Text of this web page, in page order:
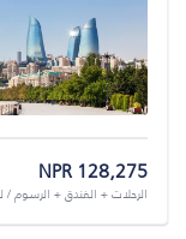
NPR 128,275
الرحلات + الفندق + الرسوم